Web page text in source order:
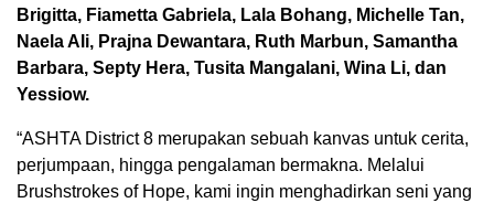
Brigitta, Fiametta Gabriela, Lala Bohang, Michelle Tan,
Naela Ali, Prajna Dewantara, Ruth Marbun, Samantha
Barbara, Septy Hera, Tusita Mangalani, Wina Li, dan
Yessiow.
“ASHTA District 8 merupakan sebuah kanvas untuk cerita,
perjumpaan, hingga pengalaman bermakna. Melalui
Brushstrokes of Hope, kami ingin menghadirkan seni yang